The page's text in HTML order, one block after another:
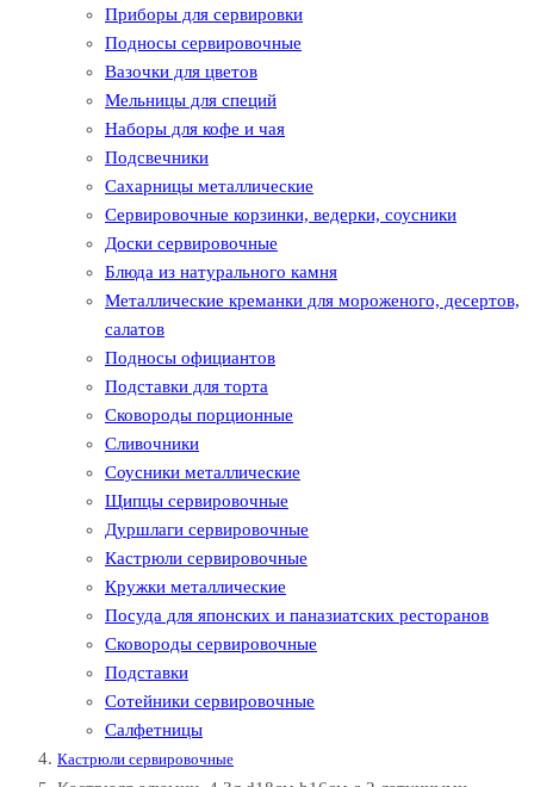
Приборы для сервировки
Подносы сервировочные
Вазочки для цветов
Мельницы для специй
Наборы для кофе и чая
Подсвечники
Сахарницы металлические
Сервировочные корзинки, ведерки, соусники
Доски сервировочные
Блюда из натурального камня
Металлические креманки для мороженого, десертов,
салатов
Подносы официантов
Подставки для торта
Сковороды порционные
Сливочники
Соусники металлические
Щипцы сервировочные
Дуршлаги сервировочные
Кастрюли сервировочные
Кружки металлические
Посуда для японских и паназиатских ресторанов
Сковороды сервировочные
Подставки
Сотейники сервировочные
Салфетницы
Кастрюли сервировочные